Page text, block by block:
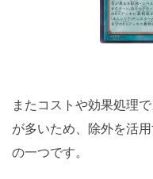
またコストや効果処理
が多いため、除外を活
の一つです。